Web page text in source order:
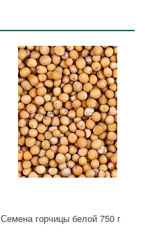
Семена горчицы белой 750 г